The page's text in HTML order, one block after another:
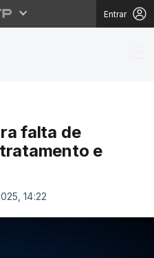
Entrar
para
falta de
e
14:22